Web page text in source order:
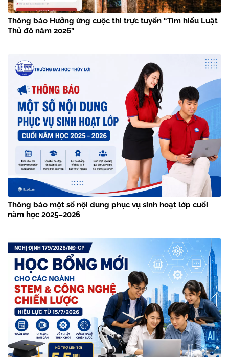
Thông báo Hưởng ứng cuộc thi trực tuyến “Tìm hiểu Luật
Thủ đô năm 2026”
Thông báo một số nội dung phục vụ sinh hoạt lớp cuối
năm học 2025–2026